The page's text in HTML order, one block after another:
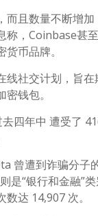
而且数量不断增
称，Coinbase甚
币品牌。
线社交计划，旨
钱包。
四年中 遭受了
曾遭到诈骗分子
是“银行和金融”
达 14,907 次。